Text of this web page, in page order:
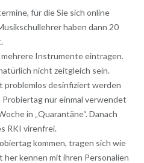
für die Sie sich online
haben dann 20
Instrumente eintragen.
nicht zeitgleich sein.
problemlos desinfiziert werden
nur einmal verwendet
in „Quarantäne“. Danach
RKI virenfrei.
kommen, tragen sich wie
her kennen mit ihren Personalien